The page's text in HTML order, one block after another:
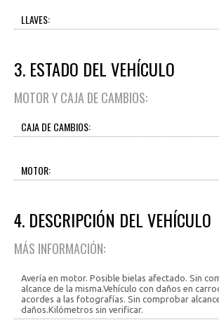
LLAVES:
3. ESTADO DEL VEHÍCULO
MOTOR Y CAJA DE CAMBIOS:
CAJA DE CAMBIOS:
MOTOR:
4. DESCRIPCIÓN DEL VEHÍCULO
MÁS INFORMACIÓN:
Avería en motor. Posible bielas afectado. Sin
alcance de la misma.Vehículo con daños en
acordes a las fotografías. Sin comprobar
daños.Kilómetros sin verificar.